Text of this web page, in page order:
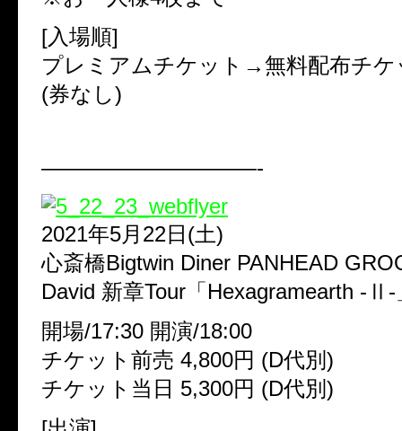
[入場順]
プレミアムチケット→無料配布チ
(券なし)
——————————-
2021年5月22日(土)
心斎橋Bigtwin Diner PANHEAD
David 新章Tour「Hexagramearth -Ⅱ-
開場/17:30 開演/18:00
チケット前売 4,800円 (D代別)
チケット当日 5,300円 (D代別)